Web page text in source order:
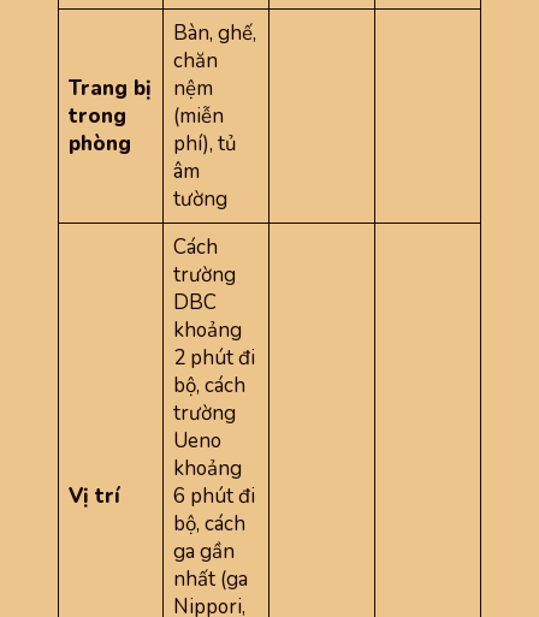
Trang bị
trong
phòng
Bàn, ghế,
chăn
nệm
(miễn
phí), tủ
âm
tường
Vị trí
Cách
trường
DBC
khoảng
2 phút đi
bộ, cách
trường
Ueno
khoảng
6 phút đi
bộ, cách
ga gần
nhất (ga
Nippori,